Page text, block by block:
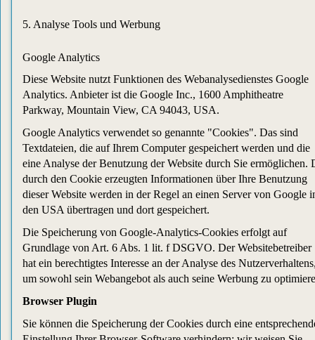
5. Analyse Tools und Werbung
Google Analytics
Diese Website nutzt Funktionen des Webanalysedienstes Google
Analytics. Anbieter ist die Google Inc., 1600 Amphitheatre
Parkway, Mountain View, CA 94043, USA.
Google Analytics verwendet so genannte "Cookies". Das sind
Textdateien, die auf Ihrem Computer gespeichert werden und die
eine Analyse der Benutzung der Website durch Sie ermöglichen.
durch den Cookie erzeugten Informationen über Ihre Benutzung
dieser Website werden in der Regel an einen Server von Google
den USA übertragen und dort gespeichert.
Die Speicherung von Google-Analytics-Cookies erfolgt auf
Grundlage von Art. 6 Abs. 1 lit. f DSGVO. Der Websitebetreiber
hat ein berechtigtes Interesse an der Analyse des
um sowohl sein Webangebot als auch seine Werbung zu
Browser Plugin
Sie können die Speicherung der Cookies durch eine